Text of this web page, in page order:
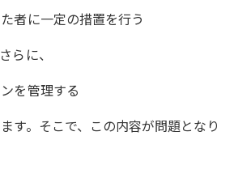
者に一定の措置を行う
らに、
を管理する
す。そこで、この内容が問題となり